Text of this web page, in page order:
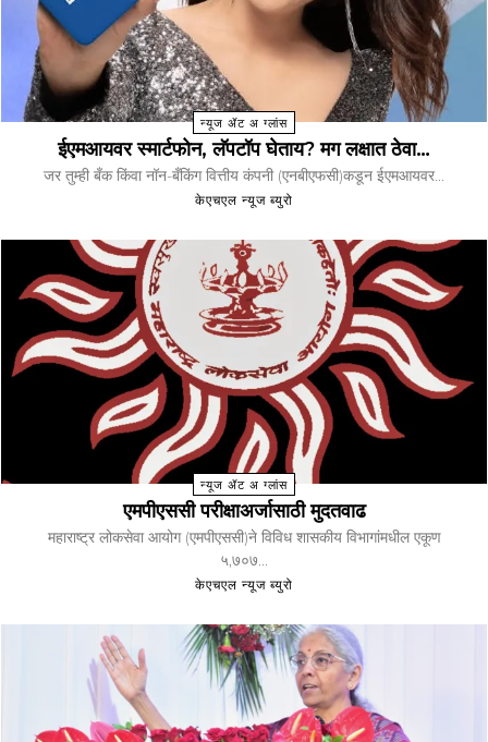
न्यूज ॲट अ ग्लांस
ईएमआयवर स्मार्टफोन, लॅपटॉप घेताय? मग लक्षात ठेवा…
जर तुम्ही बँक किंवा नॉन-बँकिंग वित्तीय कंपनी (एनबीएफसी)कडून ईएमआयवर...
केएचएल न्यूज ब्युरो
न्यूज ॲट अ ग्लांस
एमपीएससी परीक्षाअर्जासाठी मुदतवाढ
महाराष्ट्र लोकसेवा आयोग (एमपीएससी)ने विविध शासकीय विभागांमधील एकूण
५,७०७...
केएचएल न्यूज ब्युरो